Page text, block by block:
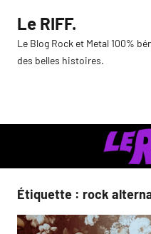
contenu
Le RIFF.
Le Blog Rock et Metal 100%
des belles histoires.
Étiquette : rock